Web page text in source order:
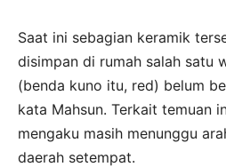
Saat ini sebagian keramik
disimpan di rumah salah satu
(benda kuno itu, red) belum
kata Mahsun. Terkait temuan
mengaku masih menunggu
daerah setempat.